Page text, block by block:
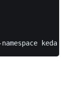
keda